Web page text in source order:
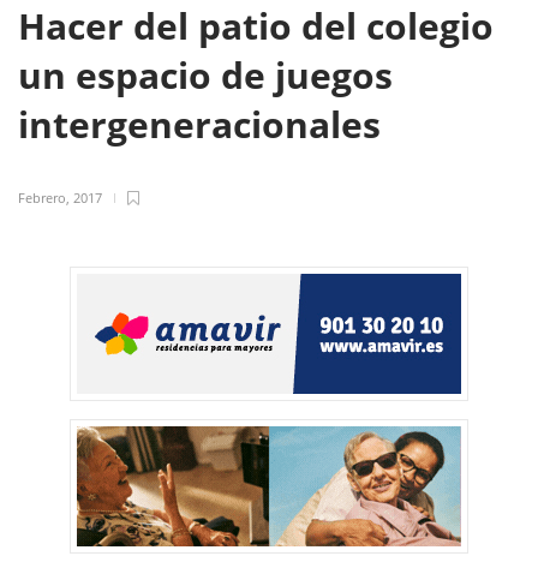
Hacer del patio del colegio
un espacio de juegos
intergeneracionales
Febrero, 2017